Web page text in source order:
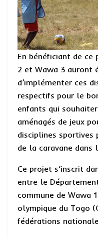
En bénéficiant de ce
2 et Wawa 3 auront
d’implémenter ces
respectifs pour le
enfants qui
aménagés de jeux
disciplines sportives
de la caravane
Ce projet s’inscrit
entre le
commune de Wawa
olympique du Togo
fédérations